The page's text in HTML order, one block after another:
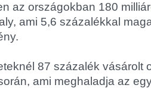
az országokban 180
ami 5,6 százalékkal
87 százalék vásárolt
ami meghaladja az